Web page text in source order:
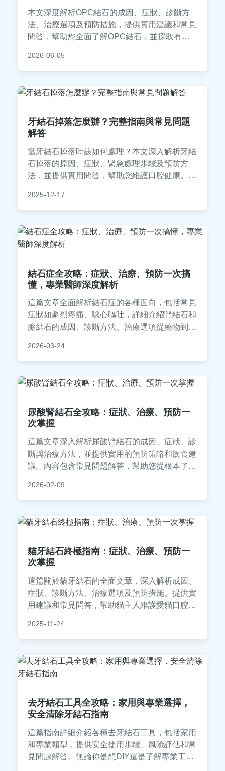
本文深度解析OPC結石的成因、症狀、診斷方
法、治療選項及預防措施，提供實用建議和常見
問答，幫助您全面了解OPC結石，並採取有效
石困擾的讀者參考。
2026-06-05
牙結石掉落怎麼辦？完整指南與常見問題
解答
當牙結石掉落時該如何處理？本文深入解析牙結
石掉落的原因、症狀、緊急處理步驟及預防方
法，並提供實用問答，幫助您維護口腔健康。從
2025-12-17
結石症全攻略：症狀、治療、預防一次搞
懂，專業醫師深度解析
這篇文章全面解析結石症的各種面向，包括常見
症狀如劇烈疼痛、噁心嘔吐，詳細介紹腎結石和
膽結石的成因、診斷方法、治療選項從藥物到手
議、個人經驗分享和常見問答，幫助您從決策前
到康復後都能掌握實用資訊，降低結石復發風
2026-03-24
尿酸腎結石全攻略：症狀、治療、預防一
次掌握
這篇文章深入解析尿酸腎結石的成因、症狀、診
斷與治療方法，並提供實用的預防策略和飲食建
議。內容包含常見問題解答，幫助您從根本了解
有關心腎臟健康的讀者閱讀。
2026-02-09
貓牙結石終極指南：症狀、治療、預防一
次掌握
這篇關於貓牙結石的全面文章，深入解析成因、
症狀、診斷方法、治療選項及預防措施。提供實
用建議和常見問答，幫助貓主人維護愛貓口腔健
實際經驗，適合所有貓咪飼主參考。
2025-11-24
去牙結石工具全攻略：家用與專業選擇，
安全清除牙結石指南
這篇指南詳細介紹各種去牙結石工具，包括家用
和專業類型，提供安全使用步驟、風險評估和常
見問題解答。無論你是想DIY還是了解專業工